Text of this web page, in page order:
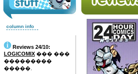
column info
Reviews 24/10:
LOGICOMIX ��� ���
���������
�����.